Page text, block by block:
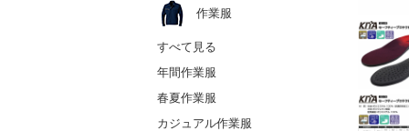
作業服
すべて見る
年間作業服
春夏作業服
カジュアル作業服